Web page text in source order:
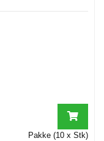
Pakke (10 x Stk)